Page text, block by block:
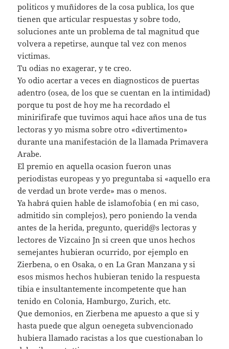
politicos y muñidores de la cosa publica, los que
tienen que articular respuestas y sobre todo,
soluciones ante un problema de tal magnitud que
volvera a repetirse, aunque tal vez con menos
victimas.
Tu odias no exagerar, y te creo.
Yo odio acertar a veces en diagnosticos de puertas
adentro (osea, de los que se cuentan en la intimidad)
porque tu post de hoy me ha recordado el
minirifirafe que tuvimos aqui hace años una de tus
lectoras y yo misma sobre otro «divertimento»
durante una manifestación de la llamada Primavera
Arabe.
El premio en aquella ocasion fueron unas
periodistas europeas y yo preguntaba si «aquello era
de verdad un brote verde» mas o menos.
Ya habrá quien hable de islamofobia ( en mi caso,
admitido sin complejos), pero poniendo la venda
antes de la herida, pregunto, querid@s lectoras y
lectores de Vizcaino Jn si creen que unos hechos
semejantes hubieran ocurrido, por ejemplo en
Zierbena, o en Osaka, o en La Gran Manzana y si
esos mismos hechos hubieran tenido la respuesta
tibia e insultantemente incompetente que han
tenido en Colonia, Hamburgo, Zurich, etc.
Que demonios, en Zierbena me apuesto a que si y
hasta puede que algun oenegeta subvencionado
hubiera llamado racistas a los que cuestionaban lo